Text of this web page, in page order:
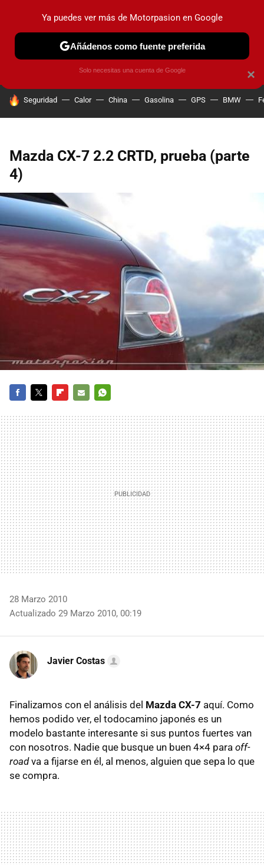
PRUEBAS COCHES ELÉCTRICOS OBSERVATORIO
HOY SE HABLA DE
Seguridad Calor China Gasolina GPS BMW
Mazda CX-7 2.2 CRTD, prueba (parte
4)
MAIL
28 Marzo 2010
Actualizado 29 Marzo 2010, 00:19
Javier Costas
Finalizamos con el análisis del Mazda CX-7 aquí. Como
hemos podido ver, el todocamino japonés es un
modelo bastante interesante si sus puntos fuertes van
con nosotros. Nadie que busque un buen 4×4 para off-
roadva a fijarse en él, al menos, alguien que sepa lo que
se compra.
×
Ya puedes ver más de Motorpasion en Google
Añádenos como fuente preferida
Solo necesitas una cuenta de Google